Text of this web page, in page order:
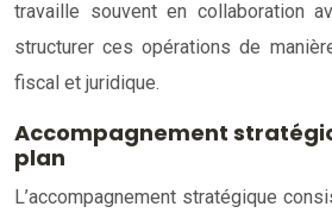
travaille souvent en collaboration
structurer ces opérations de
fiscal et juridique.
Accompagnement
plan
L’accompagnement stratégique